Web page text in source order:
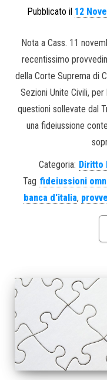
Pubblicato il 12
Nota a Cass. 11
recentissimo
della Corte Suprema di
Sezioni Unite Civili,
questioni sollevate dal
una fideiussione
Categoria: Diritto
Tag fideiussioni
banca d'italia,